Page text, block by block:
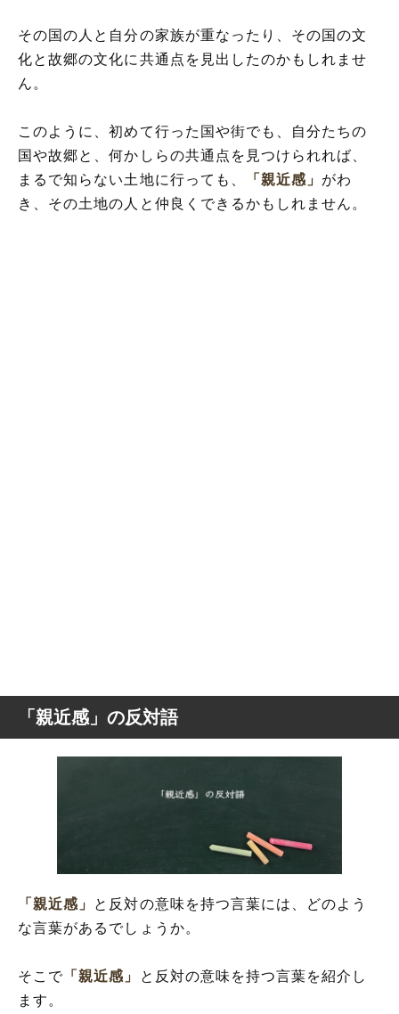
その国の人と自分の家族が重なったり、その国の文
化と故郷の文化に共通点を見出したのかもしれませ
ん。
このように、初めて行った国や街でも、自分たちの
国や故郷と、何かしらの共通点を見つけられれば、
まるで知らない土地に行っても、
「親近感」 がわ
き、その土地の人と仲良くできるかもしれません。
「親近感」の反対語
「親近感」 と反対の意味を持つ言葉には、どのよう
な言葉があるでしょうか。
そこで 「親近感」
と反対の意味を持つ言葉を紹介し
ます。